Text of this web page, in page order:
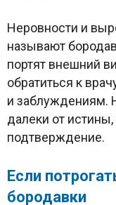
Неровности и
называют
портят внешний
обратиться к
и заблуждениям.
далеки от
подтверждение.
Если
бородавки